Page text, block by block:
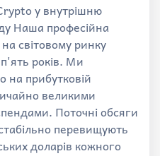
у внутрішню
Наша професійна
світовому ринку
років. Ми
на прибутковій
великими
Поточні обсяги
перевищують
доларів кожного